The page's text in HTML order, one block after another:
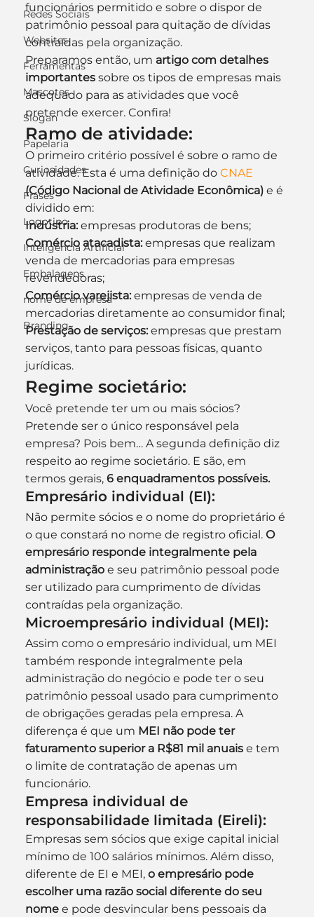
Redes Sociais
Websites
Ferramentas
Mascotes
Slogan
Papelaria
Curiosidades
Frases
Logotipo
Inteligência Artificial
Embalagens
nome de empresa
Branding
funcionários permitido e sobre o dispor de
patrimônio pessoal para quitação de dívidas
contraídas pela organização.
Preparamos então, um artigo com detalhes
importantes sobre os tipos de empresas mais
adequado para as atividades que você
pretende exercer. Confira!
Ramo de atividade:
O primeiro critério possível é sobre o ramo de
atividade. Esta é uma definição do CNAE
(Código Nacional de Atividade Econômica) e é
dividido em:
Indústria: empresas produtoras de bens;
Comércio atacadista: empresas que realizam
venda de mercadorias para empresas
revendedoras;
Comércio varejista: empresas de venda de
mercadorias diretamente ao consumidor final;
Prestação de serviços: empresas que prestam
serviços, tanto para pessoas físicas, quanto
jurídicas.
Regime societário:
Você pretende ter um ou mais sócios?
Pretende ser o único responsável pela
empresa? Pois bem… A segunda definição diz
respeito ao regime societário. E são, em
termos gerais, 6 enquadramentos possíveis.
Empresário individual (EI):
Não permite sócios e o nome do proprietário é
o que constará no nome de registro oficial. O
empresário responde integralmente pela
administração e seu patrimônio pessoal pode
ser utilizado para cumprimento de dívidas
contraídas pela organização.
Microempresário individual (MEI):
Assim como o empresário individual, um MEI
também responde integralmente pela
administração do negócio e pode ter o seu
patrimônio pessoal usado para cumprimento
de obrigações geradas pela empresa. A
diferença é que um MEI não pode ter
faturamento superior a R$81 mil anuais e tem
o limite de contratação de apenas um
funcionário.
Empresa individual de
responsabilidade limitada (Eireli):
Empresas sem sócios que exige capital inicial
mínimo de 100 salários mínimos. Além disso,
diferente de EI e MEI, o empresário pode
escolher uma razão social diferente do seu
nome e pode desvincular bens pessoais da